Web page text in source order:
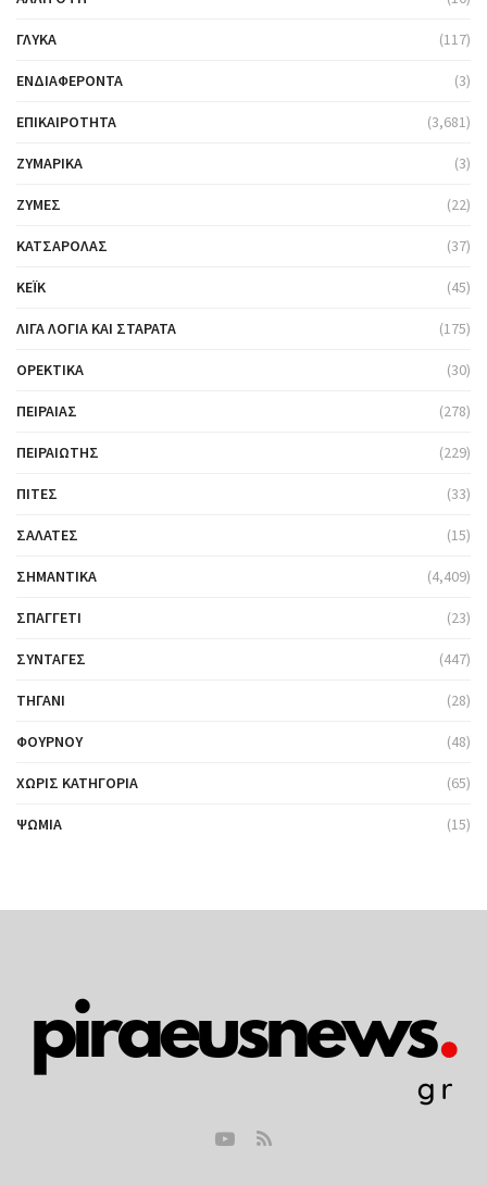
ΓΛΥΚΆ (117)
ΕΝΔΙΑΦΈΡΟΝΤΑ (3)
ΕΠΙΚΑΙΡΌΤΗΤΑ (3,681)
ΖΥΜΑΡΙΚΆ (3)
ΖΎΜΕΣ (22)
ΚΑΤΣΑΡΌΛΑΣ (37)
ΚΈΙΚ (45)
ΛΊΓΑ ΛΌΓΙΑ ΚΑΙ ΣΤΑΡΆΤΑ (175)
ΟΡΕΚΤΙΚΆ (30)
ΠΕΙΡΑΙΆΣ (278)
ΠΕΙΡΑΙΏΤΗΣ (229)
ΠΊΤΕΣ (33)
ΣΑΛΆΤΕΣ (15)
ΣΗΜΑΝΤΙΚΆ (4,409)
ΣΠΑΓΓΈΤΙ (23)
ΣΥΝΤΑΓΈΣ (447)
ΤΗΓΆΝΙ (28)
ΦΟΎΡΝΟΥ (48)
ΧΩΡΊΣ ΚΑΤΗΓΟΡΊΑ (65)
ΨΩΜΙΆ (15)